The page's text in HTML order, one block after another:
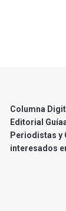
Columna
Editorial
Periodistas y
interesados